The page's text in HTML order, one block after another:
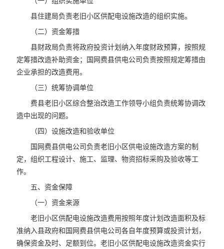
县住建局负责老旧小区供配电设施改造的组织实施。
（二）资金筹措
县财政局负责将政府投资计划纳入年度财政预算，按照规
定筹措改造补助资金；国网费县供电公司负责按照规定筹措由
企业承担的改造费用。
（三）统筹协调单位
费县老旧小区综合整治改造工作领导小组负责统筹协调改
造中出现的问题。
（四）设施改造和验收单位
国网费县供电公司负责老旧小区供电设施改造方案的制
定，组织工程设计、施工、监理、物资招标采购及验收等工
作。
五、资金保障
（一）资金来源
老旧小区供配电设施改造费用按照年度计划改造面积及标
准纳入县政府和国网费县供电公司各自年度预算或投资计划，
确保资金及时、足额到位。老旧小区供配电设施改造资金实行